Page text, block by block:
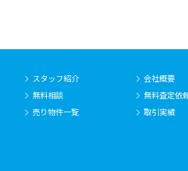
スタッフ紹介
無料相談
売り物件一覧
会社概要
無料査定依
取引実績